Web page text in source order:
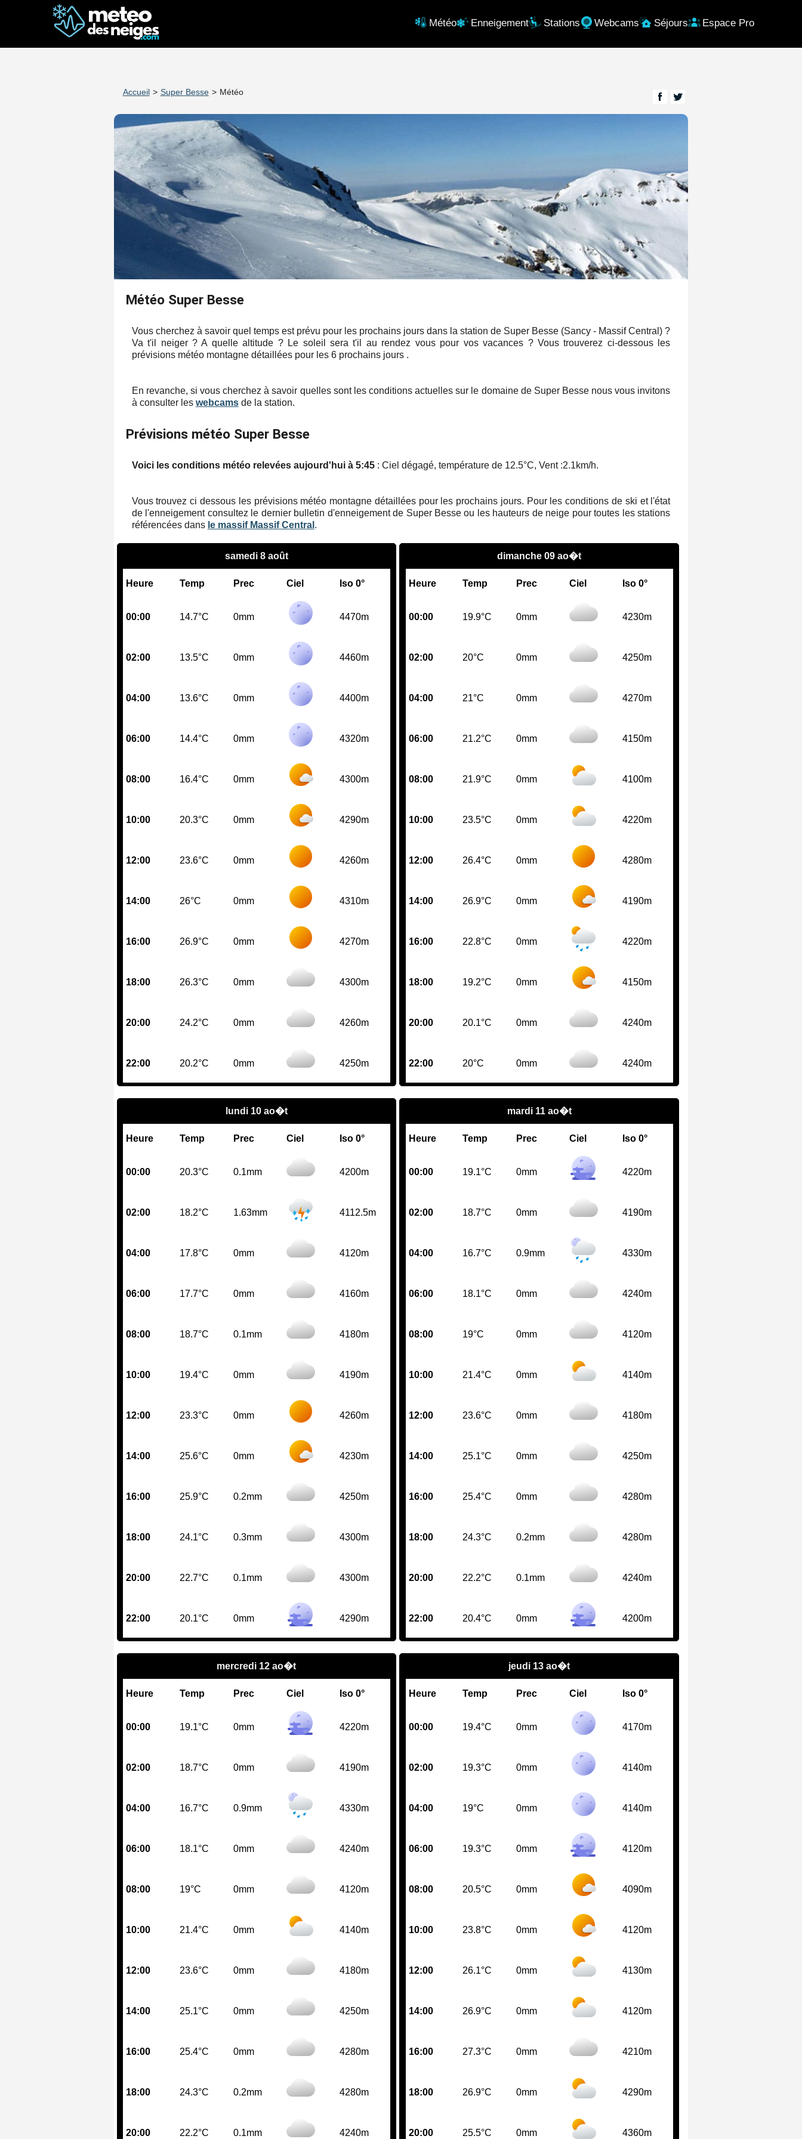
Météo Enneigement Stations Webcams Séjours Espace Pro
Accueil > Super Besse > Météo
Météo Super Besse
Vous cherchez à savoir quel temps est prévu pour les prochains jours dans la station de Super Besse (Sancy - Massif Central) ?
Va t'il neiger ? A quelle altitude ? Le soleil sera t'il au rendez vous pour vos vacances ? Vous trouverez ci-dessous les
prévisions météo montagne détaillées pour les 6 prochains jours .
En revanche, si vous cherchez à savoir quelles sont les conditions actuelles sur le domaine de Super Besse nous vous invitons
à consulter les webcamsde la station.
Prévisions météo Super Besse
Voici les conditions météo relevées aujourd'hui à 5:45: Ciel dégagé, température de 12.5°C, Vent :2.1km/h.
Vous trouvez ci dessous les prévisions météo montagne détaillées pour les prochains jours. Pour les conditions de ski et l'état
de l'enneigement consultez le dernier bulletin d'enneigement de Super Besse ou les hauteurs de neige pour toutes les stations
référencées dans le massif Massif Central .
samedi 8 août
Heure Temp Prec Ciel Iso 0°
00:00 14.7°C 0mm 4470m
02:00 13.5°C 0mm 4460m
04:00 13.6°C 0mm 4400m
06:00 14.4°C 0mm 4320m
08:00 16.4°C 0mm 4300m
10:00 20.3°C 0mm 4290m
12:00 23.6°C 0mm 4260m
14:00 26°C 0mm 4310m
16:00 26.9°C 0mm 4270m
18:00 26.3°C 0mm 4300m
20:00 24.2°C 0mm 4260m
22:00 20.2°C 0mm 4250m
dimanche 09 ao�t
Heure Temp Prec Ciel Iso 0°
00:00 19.9°C 0mm 4230m
02:00 20°C 0mm 4250m
04:00 21°C 0mm 4270m
06:00 21.2°C 0mm 4150m
08:00 21.9°C 0mm 4100m
10:00 23.5°C 0mm 4220m
12:00 26.4°C 0mm 4280m
14:00 26.9°C 0mm 4190m
16:00 22.8°C 0mm 4220m
18:00 19.2°C 0mm 4150m
20:00 20.1°C 0mm 4240m
22:00 20°C 0mm 4240m
lundi 10 ao�t
Heure Temp Prec Ciel Iso 0°
00:00 20.3°C 0.1mm 4200m
02:00 18.2°C 1.63mm 4112.5m
04:00 17.8°C 0mm 4120m
06:00 17.7°C 0mm 4160m
08:00 18.7°C 0.1mm 4180m
10:00 19.4°C 0mm 4190m
12:00 23.3°C 0mm 4260m
14:00 25.6°C 0mm 4230m
16:00 25.9°C 0.2mm 4250m
18:00 24.1°C 0.3mm 4300m
20:00 22.7°C 0.1mm 4300m
22:00 20.1°C 0mm 4290m
mardi 11 ao�t
Heure Temp Prec Ciel Iso 0°
00:00 19.1°C 0mm 4220m
02:00 18.7°C 0mm 4190m
04:00 16.7°C 0.9mm 4330m
06:00 18.1°C 0mm 4240m
08:00 19°C 0mm 4120m
10:00 21.4°C 0mm 4140m
12:00 23.6°C 0mm 4180m
14:00 25.1°C 0mm 4250m
16:00 25.4°C 0mm 4280m
18:00 24.3°C 0.2mm 4280m
20:00 22.2°C 0.1mm 4240m
22:00 20.4°C 0mm 4200m
mercredi 12 ao�t
Heure Temp Prec Ciel Iso 0°
00:00 19.1°C 0mm 4220m
02:00 18.7°C 0mm 4190m
04:00 16.7°C 0.9mm 4330m
06:00 18.1°C 0mm 4240m
08:00 19°C 0mm 4120m
10:00 21.4°C 0mm 4140m
12:00 23.6°C 0mm 4180m
14:00 25.1°C 0mm 4250m
16:00 25.4°C 0mm 4280m
18:00 24.3°C 0.2mm 4280m
20:00 22.2°C 0.1mm 4240m
jeudi 13 ao�t
Heure Temp Prec Ciel Iso 0°
00:00 19.4°C 0mm 4170m
02:00 19.3°C 0mm 4140m
04:00 19°C 0mm 4140m
06:00 19.3°C 0mm 4120m
08:00 20.5°C 0mm 4090m
10:00 23.8°C 0mm 4120m
12:00 26.1°C 0mm 4130m
14:00 26.9°C 0mm 4120m
16:00 27.3°C 0mm 4210m
18:00 26.9°C 0mm 4290m
20:00 25.5°C 0mm 4360m